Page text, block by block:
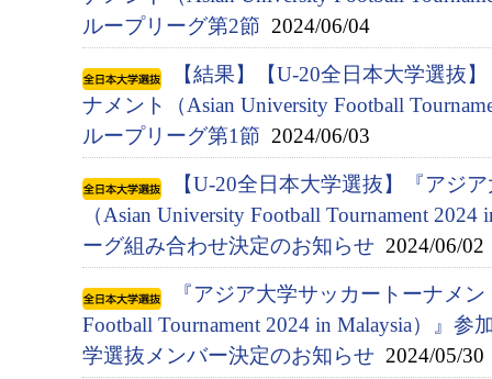
ループリーグ第2節 2024/06/04
【結果】【U-20全日本大学選抜
ナメント（Asian University Football
ループリーグ第1節 2024/06/03
【U-20全日本大学選抜】『アジ
（Asian University Football Tournament
ーグ組み合わせ決定のお知らせ 2024/06/02
『アジア⼤学サッカートーナメ
Football Tournament 2024 in Malaysia）』
学選抜メンバー決定のお知らせ 2024/05/30